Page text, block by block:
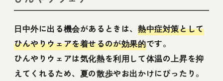
日中外に出る機会があるときは、 熱中症対策として
ひんやりウェアを着せるのが効果的です。
ひんやりウェアは気化熱を利用して体温の上昇を抑
えてくれるため、夏の散歩やお出かけにぴったり。